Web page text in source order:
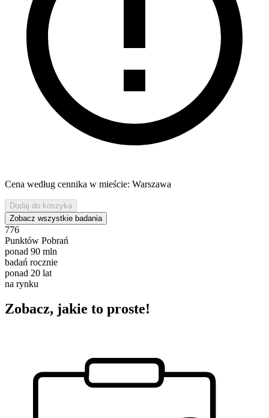
Cena według cennika w mieście: Warszawa
Dodaj do koszyka
Zobacz wszystkie badania
776
Punktów Pobrań
ponad 90 mln
badań rocznie
ponad 20 lat
na rynku
Zobacz, jakie to proste!